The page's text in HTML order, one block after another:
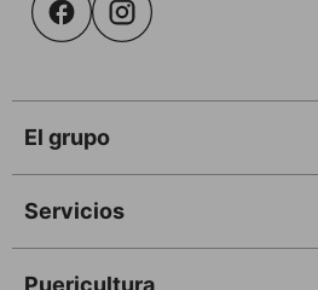
El grupo
Servicios
Puericultura